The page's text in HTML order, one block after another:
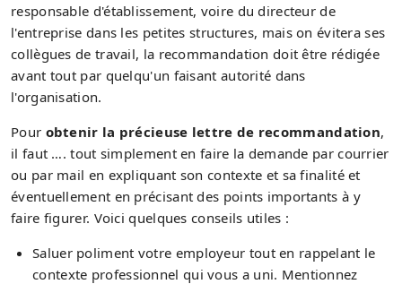
responsable d'établissement, voire du directeur de
l'entreprise dans les petites structures, mais on évitera ses
collègues de travail, la recommandation doit être rédigée
avant tout par quelqu'un faisant autorité dans
l'organisation.
Pour obtenir la précieuse lettre de recommandation,
il faut …. tout simplement en faire la demande par courrier
ou par mail en expliquant son contexte et sa finalité et
éventuellement en précisant des points importants à y
faire figurer. Voici quelques conseils utiles :
Saluer poliment votre employeur tout en rappelant le
contexte professionnel qui vous a uni. Mentionnez